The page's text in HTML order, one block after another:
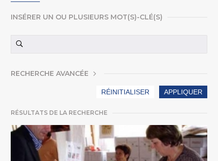
INSÉRER UN OU PLUSIEURS MOT(S)-CLÉ(S)
AFFICHER
RECHERCHE AVANCÉE
RÉSULTATS DE LA RECHERCHE